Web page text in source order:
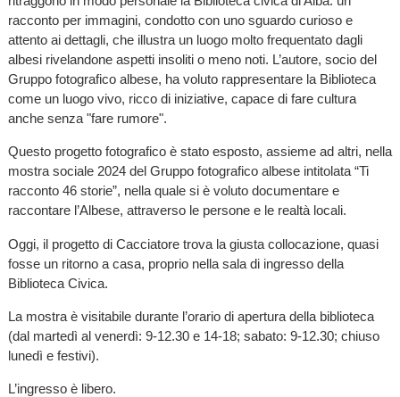
racconto per immagini, condotto con uno sguardo curioso e
attento ai dettagli, che illustra un luogo molto frequentato dagli
albesi rivelandone aspetti insoliti o meno noti. L’autore, socio del
Gruppo fotografico albese, ha voluto rappresentare la Biblioteca
come un luogo vivo, ricco di iniziative, capace di fare cultura
anche senza "fare rumore".
Questo progetto fotografico è stato esposto, assieme ad altri, nella
mostra sociale 2024 del Gruppo fotografico albese intitolata “Ti
racconto 46 storie”, nella quale si è voluto documentare e
raccontare l’Albese, attraverso le persone e le realtà locali.
Oggi, il progetto di Cacciatore trova la giusta collocazione, quasi
fosse un ritorno a casa, proprio nella sala di ingresso della
Biblioteca Civica.
La mostra è visitabile durante l’orario di apertura della biblioteca
(dal martedì al venerdì: 9-12.30 e 14-18; sabato: 9-12.30; chiuso
lunedì e festivi).
L’ingresso è libero.